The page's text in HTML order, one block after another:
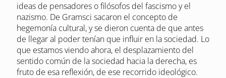
ideas de pensadores o filósofos del fascismo y el
nazismo. De Gramsci sacaron el concepto de
hegemonía cultural, y se dieron cuenta de que antes
de llegar al poder tenían que influir en la sociedad. Lo
que estamos viendo ahora, el desplazamiento del
sentido común de la sociedad hacia la derecha, es
fruto de esa reflexión, de ese recorrido ideológico.